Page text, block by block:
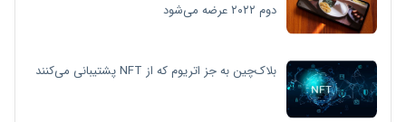
دوم ۲۰۲۲ عرضه می‌شود
بلاک‌چین به جز اتریوم که از NFT پشتیبانی می‌کنند